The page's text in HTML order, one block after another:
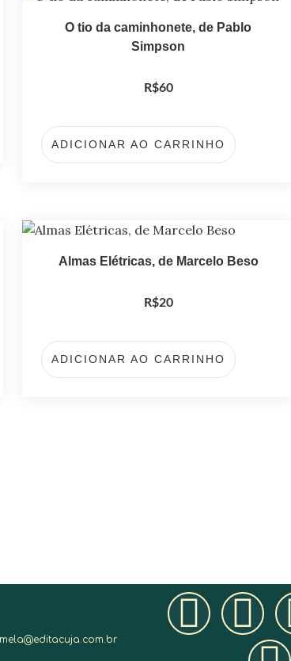
O tio da caminhonete, de Pablo
Simpson
R$60
ADICIONAR AO CARRINHO
Almas Elétricas, de Marcelo Beso
R$20
ADICIONAR AO CARRINHO